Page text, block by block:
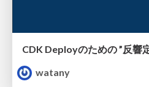
CDK Deployのための ”反響
watany